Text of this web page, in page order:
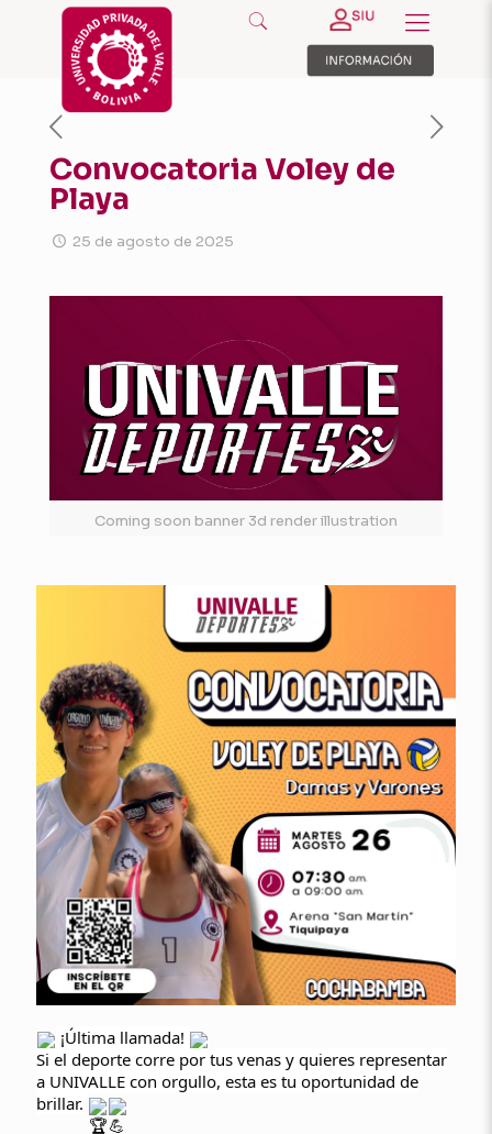
Convocatoria Voley de
Playa
25 de agosto de 2025
Coming soon banner 3d render illustration
¡Última llamada!
Si el deporte corre por tus venas y quieres representar
a UNIVALLE con orgullo, esta es tu oportunidad de
brillar.